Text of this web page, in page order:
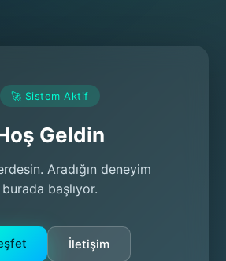
🚀 Sistem Aktif
Geldin
Aradığın deneyim
burada başlıyor.
İletişim